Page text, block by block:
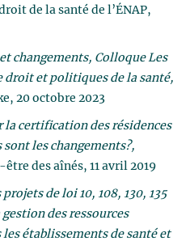
de la santé de l’ÉNAP,
changements, Colloque Les
droit et politiques de la santé,
20 octobre 2023
la certification des résidences
les changements?,
des aînés, 11 avril 2019
de loi 10, 108, 130, 135
des ressources
établissements de santé et